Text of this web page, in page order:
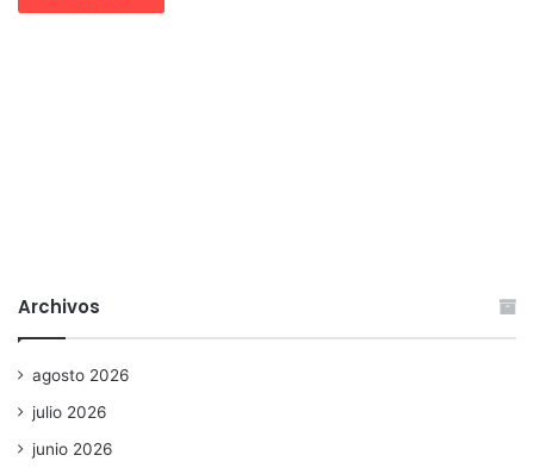
Archivos
agosto 2026
julio 2026
junio 2026